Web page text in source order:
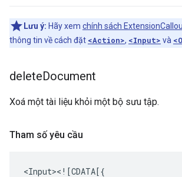
Lưu ý: Hãy xem chính sách
thông tin về cách đặt <Action>, <Input> và
deleteDocument
Xoá một tài liệu khỏi một bộ sưu tập.
Tham số yêu cầu